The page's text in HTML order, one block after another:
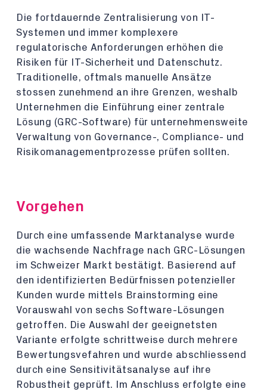
Die fortdauernde Zentralisierung von IT-
Systemen und immer komplexere
regulatorische Anforderungen erhöhen die
Risiken für IT-Sicherheit und Datenschutz.
Traditionelle, oftmals manuelle Ansätze
stossen zunehmend an ihre Grenzen, weshalb
Unternehmen die Einführung einer zentrale
Lösung (GRC-Software) für unternehmensweite
Verwaltung von Governance-, Compliance- und
Risikomanagementprozesse prüfen sollten.
Vorgehen
Durch eine umfassende Marktanalyse wurde
die wachsende Nachfrage nach GRC-Lösungen
im Schweizer Markt bestätigt. Basierend auf
den identifizierten Bedürfnissen potenzieller
Kunden wurde mittels Brainstorming eine
Vorauswahl von sechs Software-Lösungen
getroffen. Die Auswahl der geeignetsten
Variante erfolgte schrittweise durch mehrere
Bewertungsvefahren und wurde abschliessend
durch eine Sensitivitätsanalyse auf ihre
Robustheit geprüft. Im Anschluss erfolgte eine